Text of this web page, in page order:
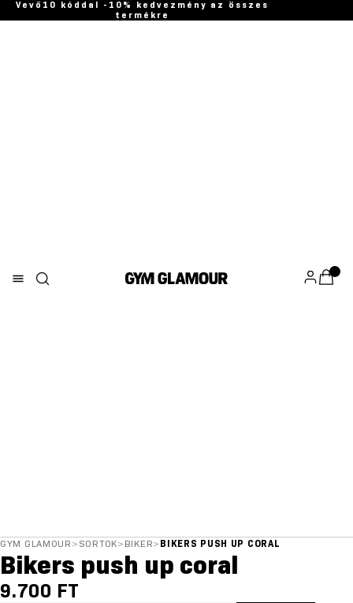
Vevő10 kóddal -10% kedvezmény az összes
termékre
GYM GLAMOUR > SORTOK> BIKER> BIKERS PUSH UP CORAL
Bikers push up coral
9.700 FT